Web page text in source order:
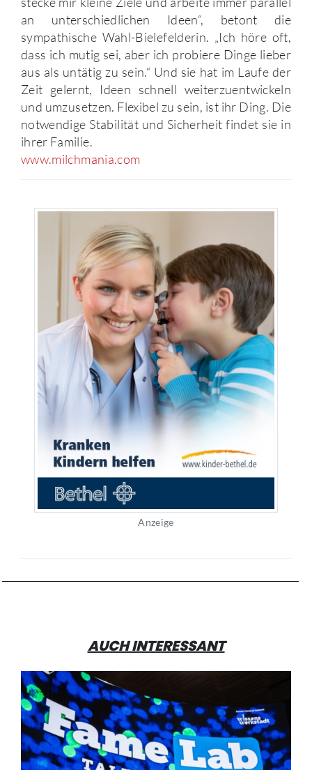
an unterschiedlichen Ideen“, betont die
sympathische Wahl-Bielefelderin. „Ich höre oft,
dass ich mutig sei, aber ich probiere Dinge lieber
aus als untätig zu sein.“ Und sie hat im Laufe der
Zeit gelernt, Ideen schnell weiterzuentwickeln
und umzusetzen. Flexibel zu sein, ist ihr Ding. Die
notwendige Stabilität und Sicherheit findet sie in
ihrer Familie.
www.milchmania.com
Anzeige
AUCH INTERESSANT